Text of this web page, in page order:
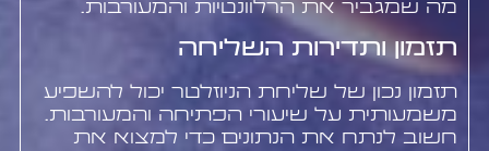
מה שמגביר את הרלוונטיות והמעורבות.
תזמון ותדירות השליחה
תזמון נכון של שליחת הניוזלטר יכול להשפיע
משמעותית על שיעורי הפתיחה והמעורבות.
חשוב לנתח את הנתונים כדי למצוא את